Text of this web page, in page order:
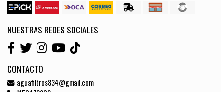
NUESTRAS REDES SOCIALES
CONTACTO
aguafiltros834@gmail.com